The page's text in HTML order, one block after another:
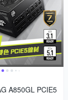
A850GL PCIE5